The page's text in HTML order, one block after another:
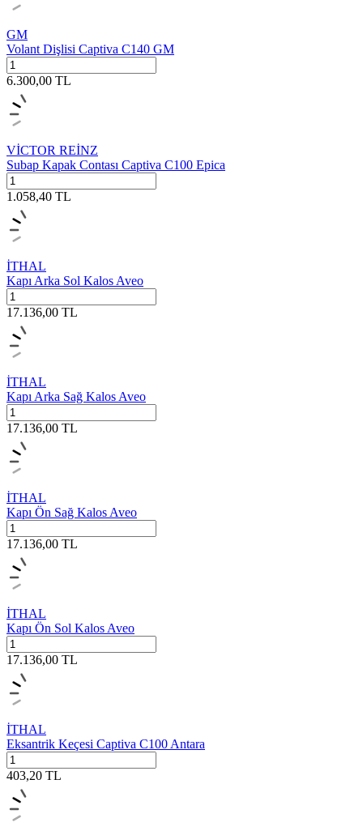
GM
Volant Dişlisi Captiva C140 GM
6.300,00 TL
VİCTOR REİNZ
Subap Kapak Contası Captiva C100 Epica
1.058,40 TL
İTHAL
Kapı Arka Sol Kalos Aveo
17.136,00 TL
İTHAL
Kapı Arka Sağ Kalos Aveo
17.136,00 TL
İTHAL
Kapı Ön Sağ Kalos Aveo
17.136,00 TL
İTHAL
Kapı Ön Sol Kalos Aveo
17.136,00 TL
İTHAL
Eksantrik Keçesi Captiva C100 Antara
403,20 TL